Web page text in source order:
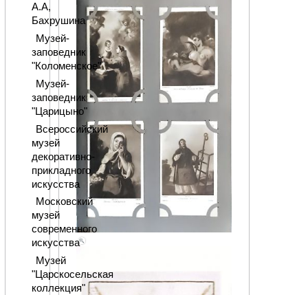
А.А,
Бахрушина
Музей-
заповедник
"Коломенское"
Музей-
заповедник
"Царицыно"
Всероссийский
музей
декоративно-
прикладного
искусства
Московский
музей
современного
искусства
Музей
"Царскосельская
коллекция"